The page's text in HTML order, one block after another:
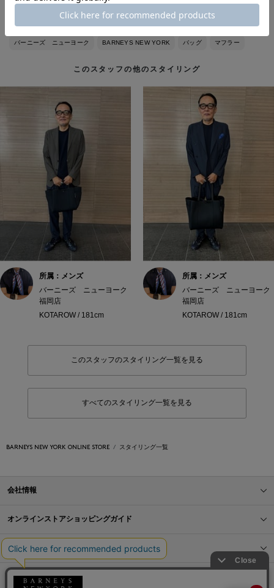
バーニーズ ニューヨーク BARNEYS NEW YORK バッグ マフラー
このスタッフの他のスタイリング
所属：メンズ
バーニーズ ニューヨーク
福岡店
KOTAROW / 181cm
所属：メンズ
バーニーズ ニューヨーク
福岡店
KOTAROW / 181cm
このスタッフのスタイリング一覧を見る
すべてのスタイリング一覧を見る
BARNEYS NEW YORK ONLINE STORE スタイリング一覧
会社情報
オンラインストアショッピングガイド
店舗情報
サービス